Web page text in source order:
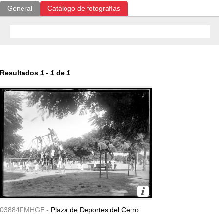
General Catálogo de fotografías
Resultados 1 - 1 de 1
03884FMHGE - Plaza de Deportes del Cerro.